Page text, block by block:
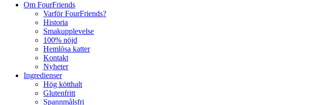
Om FourFriends
Varför FourFriends?
Historia
Smakupplevelse
100% nöjd
Hemlösa katter
Kontakt
Nyheter
Ingredienser
Hög kötthalt
Glutenfritt
Spannmålsfri